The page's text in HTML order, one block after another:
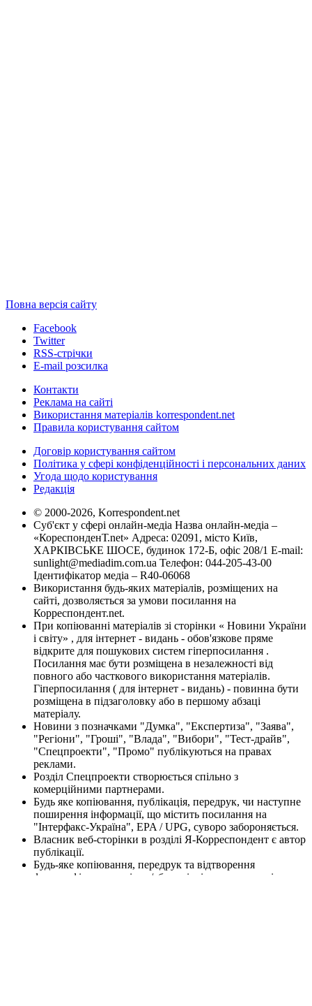
Повна версія сайту
Facebook
Twitter
RSS-стрічки
E-mail розсилка
Контакти
Реклама на сайті
Використання матеріалів korrespondent.net
Правила користування сайтом
Договір користування сайтом
Політика у сфері конфіденційності і персональних даних
Угода щодо користування
Редакція
© 2000-2026, Korrespondent.net
Суб'єкт у сфері онлайн-медіа Назва онлайн-медіа –
«КореспонденТ.net» Адреса: 02091, місто Київ,
ХАРКІВСЬКЕ ШОСЕ, будинок 172-Б, офіс 208/1 E-mail:
sunlight@mediadim.com.ua Телефон: 044-205-43-00
Ідентифікатор медіа – R40-06068
Використання будь-яких матеріалів, розміщених на
сайті, дозволяється за умови посилання на
Корреспондент.net.
При копіюванні матеріалів зі сторінки « Новини України
і світу» , для інтернет - видань - обов'язкове пряме
відкрите для пошукових систем гіперпосилання .
Посилання має бути розміщена в незалежності від
повного або часткового використання матеріалів.
Гіперпосилання ( для інтернет - видань) - повинна бути
розміщена в підзаголовку або в першому абзаці
матеріалу.
Новини з позначками "Думка", "Експертиза", "Заява",
"Регіони", "Гроші", "Влада", "Вибори", "Тест-драйв",
"Спецпроекти", "Промо" публікуються на правах
реклами.
Розділ Спецпроекти створюється спільно з
комерційними партнерами.
Будь яке копіювання, публікація, передрук, чи наступне
поширення інформації, що містить посилання на
"Інтерфакс-Україна", EPA / UPG, суворо забороняється.
Власник веб-сторінки в розділі Я-Корреспондент є автор
публікації.
Будь-яке копіювання, передрук та відтворення
фотографічних творів та/або аудіовізуальних творів